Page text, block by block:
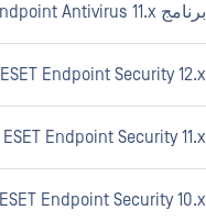
برنامج ESET Endpoint Antivirus 11.x
ESET Endpoint Security 12.x
ESET Endpoint Security 11.x
ESET Endpoint Security 10.x